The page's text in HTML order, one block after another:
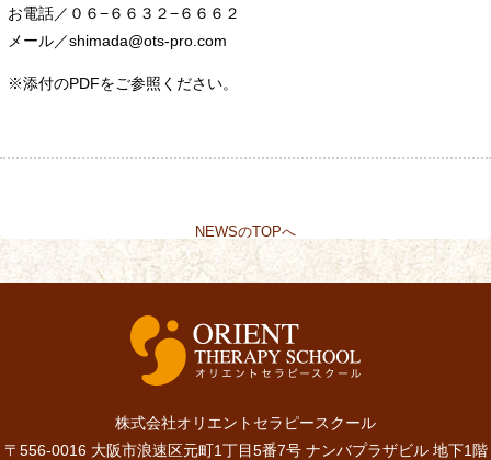
お電話／０６−６６３２−６６６２
メール／shimada@ots-pro.com
※添付のPDFをご参照ください。
NEWSのTOPへ
株式会社オリエントセラピースクール
〒556-0016 大阪市浪速区元町1丁目5番7号 ナンバプラザビル 地下1階